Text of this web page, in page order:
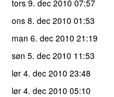
tors 9. dec 2010 07:57
ons 8. dec 2010 01:53
man 6. dec 2010 21:19
søn 5. dec 2010 11:53
lør 4. dec 2010 23:48
lør 4. dec 2010 05:10